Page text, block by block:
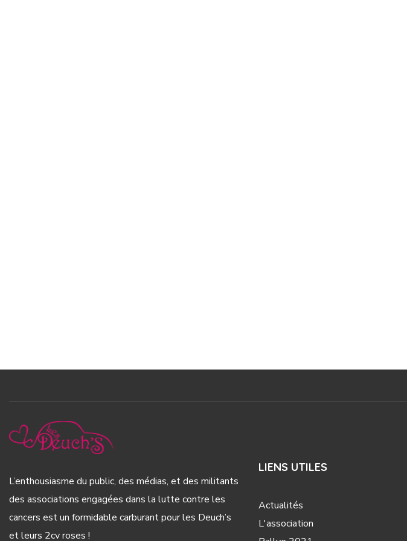
L’enthousiasme du public, des médias, et des militants
des associations engagées dans la lutte contre les
cancers est un formidable carburant pour les Deuch’s
et leurs 2cv roses !
LIENS UTILES
Actualités
L'association